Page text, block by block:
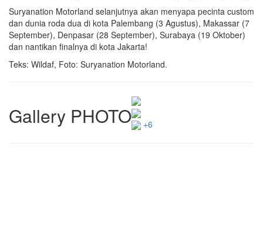
Suryanation Motorland selanjutnya akan menyapa pecinta custom
dan dunia roda dua di kota Palembang (3 Agustus), Makassar (7
September), Denpasar (28 September), Surabaya (19 Oktober)
dan nantikan finalnya di kota Jakarta!
Teks: Wildaf, Foto: Suryanation Motorland.
Gallery PHOTO +6